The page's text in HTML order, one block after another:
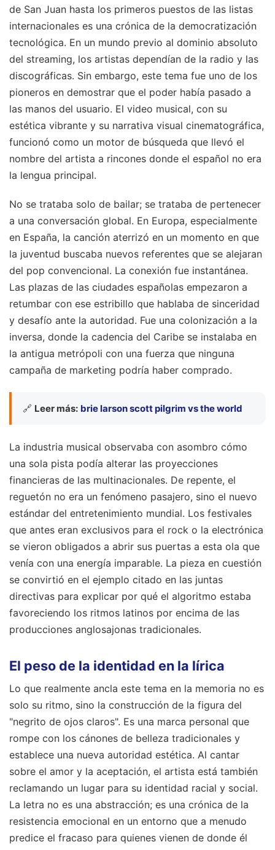
de San Juan hasta los primeros puestos de las listas
internacionales es una crónica de la democratización
tecnológica. En un mundo previo al dominio absoluto
del streaming, los artistas dependían de la radio y las
discográficas. Sin embargo, este tema fue uno de los
pioneros en demostrar que el poder había pasado a
las manos del usuario. El video musical, con su
estética vibrante y su narrativa visual cinematográfica,
funcionó como un motor de búsqueda que llevó el
nombre del artista a rincones donde el español no era
la lengua principal.
No se trataba solo de bailar; se trataba de pertenecer
a una conversación global. En Europa, especialmente
en España, la canción aterrizó en un momento en que
la juventud buscaba nuevos referentes que se alejaran
del pop convencional. La conexión fue instantánea.
Las plazas de las ciudades españolas empezaron a
retumbar con ese estribillo que hablaba de sinceridad
y desafío ante la autoridad. Fue una colonización a la
inversa, donde la cadencia del Caribe se instalaba en
la antigua metrópoli con una fuerza que ninguna
campaña de marketing podría haber comprado.
🔗 Leer más: brie larson scott pilgrim vs the world
La industria musical observaba con asombro cómo
una sola pista podía alterar las proyecciones
financieras de las multinacionales. De repente, el
reguetón no era un fenómeno pasajero, sino el nuevo
estándar del entretenimiento mundial. Los festivales
que antes eran exclusivos para el rock o la electrónica
se vieron obligados a abrir sus puertas a esta ola que
venía con una energía imparable. La pieza en cuestión
se convirtió en el ejemplo citado en las juntas
directivas para explicar por qué el algoritmo estaba
favoreciendo los ritmos latinos por encima de las
producciones anglosajonas tradicionales.
El peso de la identidad en la lírica
Lo que realmente ancla este tema en la memoria no es
solo su ritmo, sino la construcción de la figura del
"negrito de ojos claros". Es una marca personal que
rompe con los cánones de belleza tradicionales y
establece una nueva autoridad estética. Al cantar
sobre el amor y la aceptación, el artista está también
reclamando un lugar para su identidad racial y social.
La letra no es una abstracción; es una crónica de la
resistencia emocional en un entorno que a menudo
predice el fracaso para quienes vienen de donde él